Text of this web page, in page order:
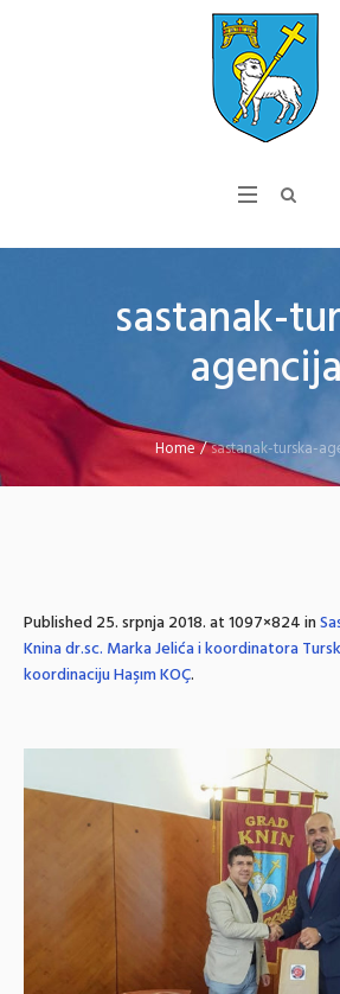
sastanak-
agencija
Home/sastanak-turska-
Published25. srpnja 2018.at 1097×824 in
Knina dr.sc. Marka Jelića i koordinatora
koordinaciju Haşım KOÇ.